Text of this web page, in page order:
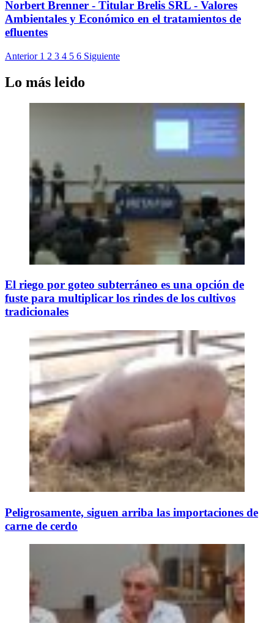
Norbert Brenner - Titular Brelis SRL - Valores
Ambientales y Económico en el tratamientos de
efluentes
Anterior 1 2 3 4 5 6 Siguiente
Lo más leido
El riego por goteo subterráneo es una opción de
fuste para multiplicar los rindes de los cultivos
tradicionales
Peligrosamente, siguen arriba las importaciones de
carne de cerdo